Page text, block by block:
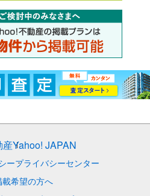
産Yahoo! JAPAN
ープライバシーセンター
載希望の方へ